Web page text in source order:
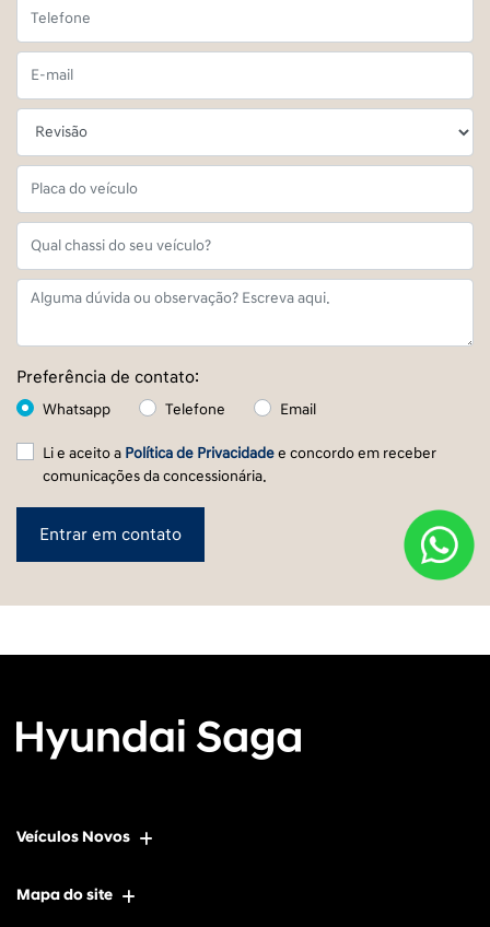
Preferência de contato:
Whatsapp Telefone Email
Li e aceito a Política de Privacidadee concordo em receber
comunicações da concessionária.
Entrar em contato
Veículos Novos
Mapa do site